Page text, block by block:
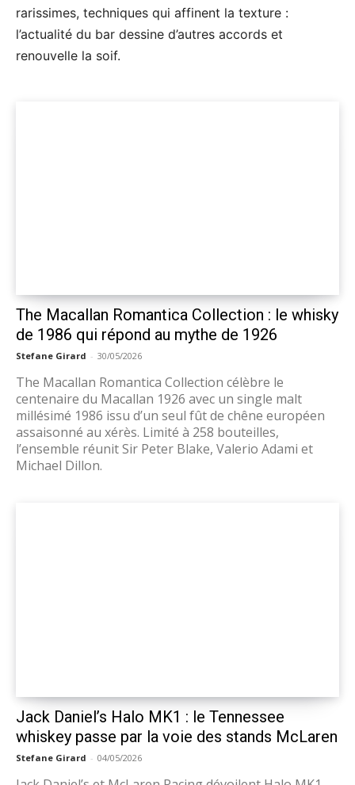
rarissimes, techniques qui affinent la texture :
l’actualité du bar dessine d’autres accords et
renouvelle la soif.
The Macallan Romantica Collection : le whisky
de 1986 qui répond au mythe de 1926
Stefane Girard - 30/05/2026
The Macallan Romantica Collection célèbre le
centenaire du Macallan 1926 avec un single malt
millésimé 1986 issu d’un seul fût de chêne européen
assaisonné au xérès. Limité à 258 bouteilles,
l’ensemble réunit Sir Peter Blake, Valerio Adami et
Michael Dillon.
Jack Daniel’s Halo MK1 : le Tennessee
whiskey passe par la voie des stands McLaren
Stefane Girard - 04/05/2026